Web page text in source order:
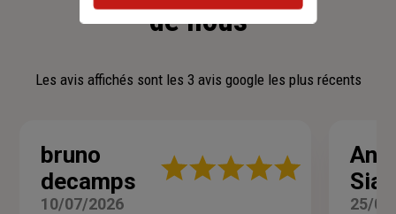
de nous
Les avis affichés sont les 3 avis google les plus récents
bruno
decamps
Note
10/07/2026 25/